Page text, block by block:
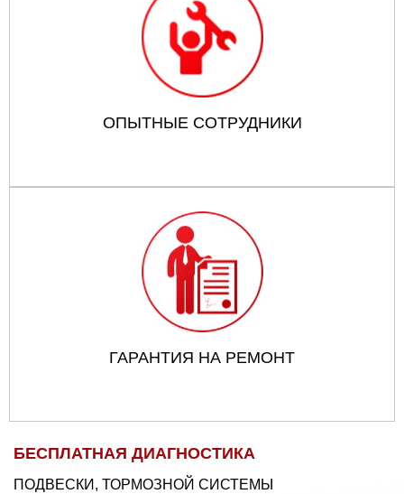
ОПЫТНЫЕ СОТРУДНИКИ
ГАРАНТИЯ НА РЕМОНТ
БЕСПЛАТНАЯ ДИАГНОСТИКА
ПОДВЕСКИ, ТОРМОЗНОЙ СИСТЕМЫ